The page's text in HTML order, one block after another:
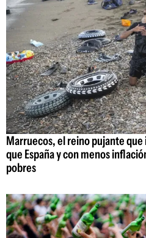
Marruecos, el reino pujante
que España y con menos
pobres